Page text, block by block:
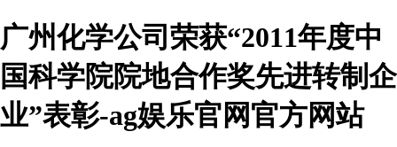
广州化学公司荣获“2011年度中
国科学院院地合作奖先进转制企
业”表彰-ag娱乐官网官方网站